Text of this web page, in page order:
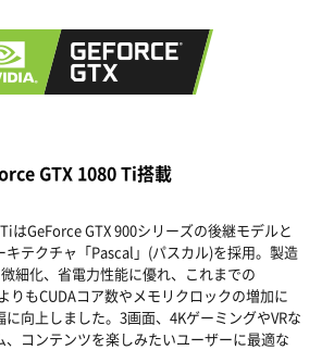
GTX 1080 Ti搭載
はGeForce GTX 900シリーズの後継モデルと
キテクチャ「Pascal」(パスカル)を採用。製造
細化、省電力性能に優れ、これまでの
りもCUDAコア数やメモリクロックの増加に
向上しました。3画面、4KゲーミングやVRな
、コンテンツを楽しみたいユーザーに最適な